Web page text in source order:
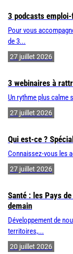
3 podcasts
Pour vous
de 3...
27 juillet 2026
3 webinaires à
Un rythme plus calme
27 juillet 2026
Qui est-ce ?
Connaissez-vous les
27 juillet 2026
Santé : les Pays
demain
Développement de
territoires,...
20 juillet 2026